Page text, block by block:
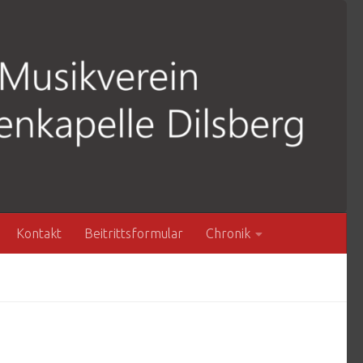
Kontakt Beitrittsformular Chronik